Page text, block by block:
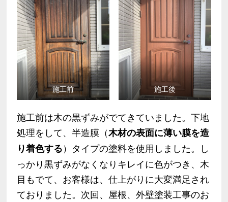
施工前 施工後
施工前は木の黒ずみがでてきていました。下地
処理をして、半造膜（木材の表面に薄い膜を造
り着色する）タイプの塗料を使用しました。し
っかり黒ずみがなくなりキレイに色がつき、木
目もでて、お客様は、仕上がりに大変満足され
ておりました。次回、屋根、外壁塗装工事のお